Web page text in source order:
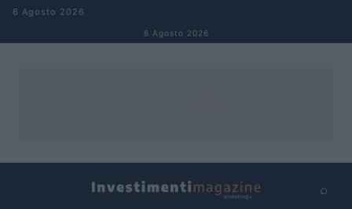
Salta al contenuto
6 Agosto 2026
6 Agosto 2026
⌕